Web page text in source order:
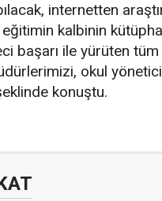
internetten
kalbinin
başarı ile yürüten
okul
konuştu.